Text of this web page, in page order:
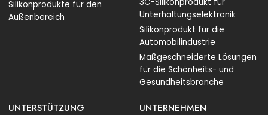
Silikonprodukte für den
Außenbereich
Unterhaltungselektronik
Silikonprodukt für die
Automobilindustrie
Maßgeschneiderte Lösungen
für die Schönheits- und
Gesundheitsbranche
UNTERSTÜTZUNG UNTERNEHMEN